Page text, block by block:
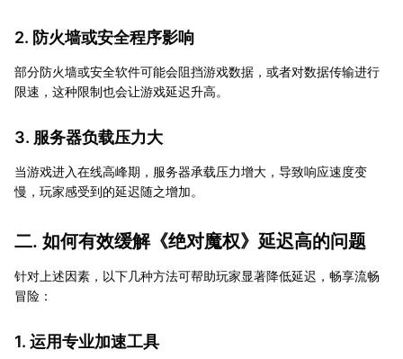
2. 防火墙或安全程序影响
部分防火墙或安全软件可能会阻挡游戏数据，或者对数据传输进行
限速，这种限制也会让游戏延迟升高。
3. 服务器负载压力大
当游戏进入在线高峰期，服务器承载压力增大，导致响应速度变
慢，玩家感受到的延迟随之增加。
二. 如何有效缓解《绝对魔权》延迟高的问题
针对上述因素，以下几种方法可帮助玩家显著降低延迟，畅享流畅
冒险：
1. 运用专业加速工具